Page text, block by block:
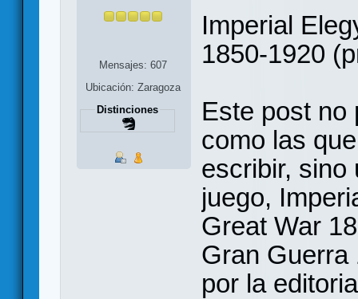
Mensajes: 607
Ubicación: Zaragoza
Distinciones
Imperial
1850-1920
Este post no
como las
escribir, sino
juego,
Great War
Gran Guerra
por la